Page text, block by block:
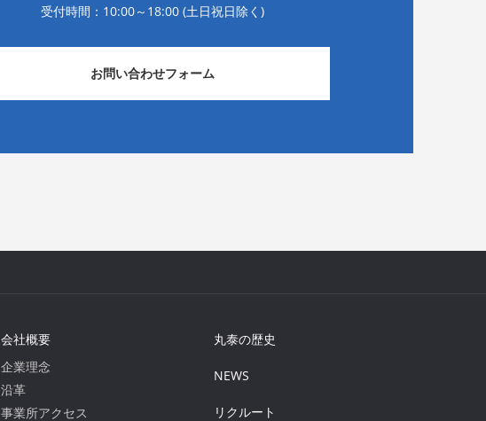
受付時間：10:00～18:00 (土日祝日除く)
お問い合わせフォーム
会社概要
企業理念
沿革
事業所アクセス
丸泰の歴史
NEWS
リクルート